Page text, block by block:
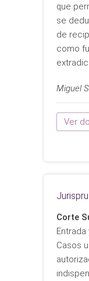
que
se
de
como
Miguel
Ver
Corte
Casos